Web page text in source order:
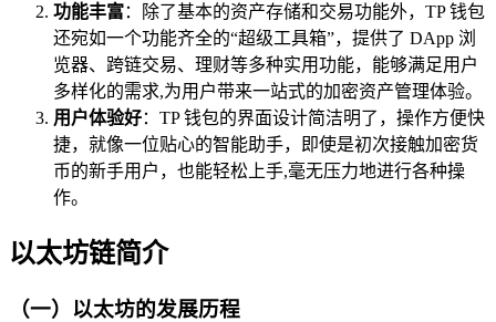
功能丰富：除了基本的资产存储和交易功能外，TP 钱包
还宛如一个功能齐全的“超级工具箱”，提供了 DApp 浏
览器、跨链交易、理财等多种实用功能，能够满足用户
多样化的需求,为用户带来一站式的加密资产管理体验。
用户体验好：TP 钱包的界面设计简洁明了，操作方便快
捷，就像一位贴心的智能助手，即使是初次接触加密货
币的新手用户，也能轻松上手,毫无压力地进行各种操
作。
以太坊链简介
（一）以太坊的发展历程